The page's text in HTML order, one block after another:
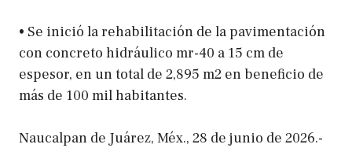
• Se inició la rehabilitación de la pavimentación
con concreto hidráulico mr-40 a 15 cm de
espesor, en un total de 2,895 m2 en beneficio de
más de 100 mil habitantes.
Naucalpan de Juárez, Méx., 28 de junio de 2026.-